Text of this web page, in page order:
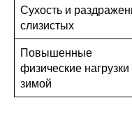
Сухость и
слизистых
Повышенные
физические нагрузки
зимой